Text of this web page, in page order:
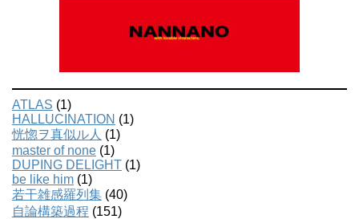
ATLAS (1)
HALLUCINATION (1)
恍惚ヲ真似ル人 (1)
master of none (1)
DUPING DELIGHT (1)
be like him (1)
若干雑感羅列集 (40)
自論構築過程 (151)